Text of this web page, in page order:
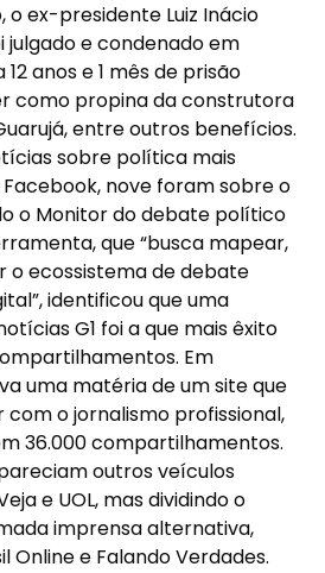
o ex-presidente Luiz Inácio
julgado e condenado em
anos e 1 mês de prisão
como propina da construtora
entre outros benefícios.
sobre política mais
nove foram sobre o
o Monitor do debate político
que “busca mapear,
o ecossistema de debate
identificou que uma
G1 foi a que mais êxito
Em
uma matéria de um site que
o jornalismo profissional,
36.000 compartilhamentos.
outros veículos
e UOL, mas dividindo o
imprensa alternativa,
Online e Falando Verdades.